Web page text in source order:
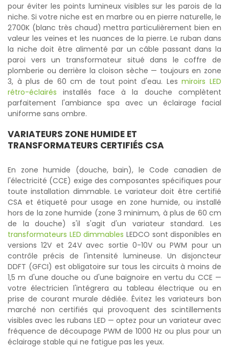
pour éviter les points lumineux visibles sur les parois de la
niche. Si votre niche est en marbre ou en pierre naturelle, le
2700K (blanc très chaud) mettra particulièrement bien en
valeur les veines et les nuances de la pierre. Le ruban dans
la niche doit être alimenté par un câble passant dans la
paroi vers un transformateur situé dans le coffre de
plomberie ou derrière la cloison sèche — toujours en zone
3, à plus de 60 cm de tout point d'eau. Lesmiroirs LED
rétro-éclairés installés face à la douche complètent
parfaitement l'ambiance spa avec un éclairage facial
uniforme sans ombre.
VARIATEURS ZONE HUMIDE ET
TRANSFORMATEURS CERTIFIÉS CSA
En zone humide (douche, bain), le Code canadien de
l'électricité (CCE) exige des composantes spécifiques pour
toute installation dimmable. Le variateur doit être certifié
CSA et étiqueté pour usage en zone humide, ou installé
hors de la zone humide (zone 3 minimum, à plus de 60 cm
de la douche) s'il s'agit d'un variateur standard. Les
transformateurs LED dimmables LEDCO sont disponibles en
versions 12V et 24V avec sortie 0-10V ou PWM pour un
contrôle précis de l'intensité lumineuse. Un disjoncteur
DDFT (GFCI) est obligatoire sur tous les circuits à moins de
1,5 m d'une douche ou d'une baignoire en vertu du CCE —
votre électricien l'intégrera au tableau électrique ou en
prise de courant murale dédiée. Évitez les variateurs bon
marché non certifiés qui provoquent des scintillements
visibles avec les rubans LED — optez pour un variateur avec
fréquence de découpage PWM de 1000 Hz ou plus pour un
éclairage stable qui ne fatigue pas les yeux.